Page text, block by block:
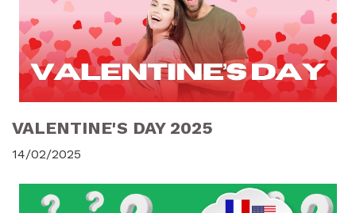
VALENTINE'S DAY 2025
14/02/2025